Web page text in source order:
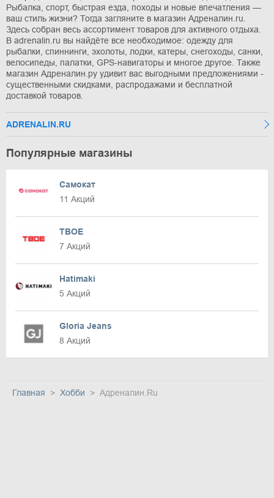
Рыбалка, спорт, быстрая езда, походы и новые впечатления —
ваш стиль жизни? Тогда загляните в магазин Адреналин.ru.
Здесь собран весь ассортимент товаров для активного отдыха.
В adrenalin.ru вы найдёте все необходимое: одежду для
рыбалки, спиннинги, эхолоты, лодки, катеры, снегоходы, санки,
велосипеды, палатки, GPS-навигаторы и многое другое. Также
магазин Адреналин.ру удивит вас выгодными предложениями -
существенными скидками, распродажами и бесплатной
доставкой товаров.
ADRENALIN.RU
Популярные магазины
Самокат
11 Акций
ТВОЕ
7 Акций
Hatimaki
5 Акций
Gloria Jeans
8 Акций
Главная Хобби Адреналин.Ru